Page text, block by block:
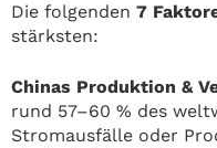
Die folgenden 7
stärksten:
Chinas Produktion &
rund 57–60 % des
Stromausfälle oder